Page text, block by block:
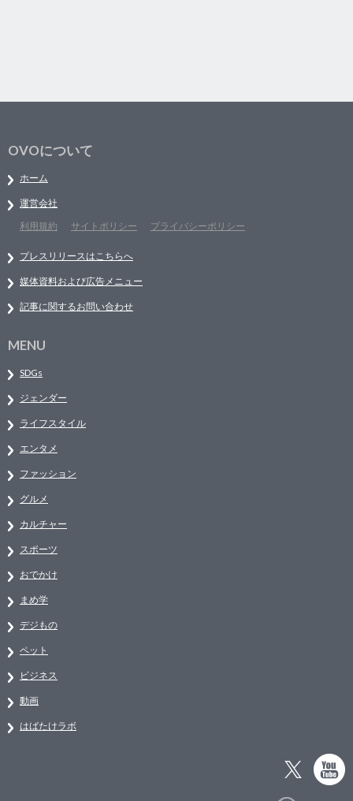
OVOについて
ホーム
運営会社
利用規約
サイトポリシー プライバシーポリシー
プレスリリースはこちらへ
媒体資料および広告メニュー
記事に関するお問い合わせ
MENU
SDGs
ジェンダー
ライフスタイル
エンタメ
ファッション
グルメ
カルチャー
スポーツ
おでかけ
まめ学
デジもの
ペット
ビジネス
動画
はばたけラボ